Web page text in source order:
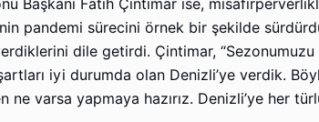
Başkanı Fatih Çintimar ise,
pandemi sürecini örnek bir şekilde
dile getirdi. Çintimar,
iyi durumda olan Denizli’ye verdik.
ne varsa yapmaya hazırız. Denizli’ye her